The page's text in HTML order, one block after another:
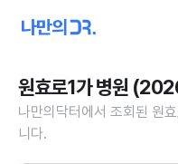
원효로1가 병원
나만의닥터에서 조회된 원
니다.